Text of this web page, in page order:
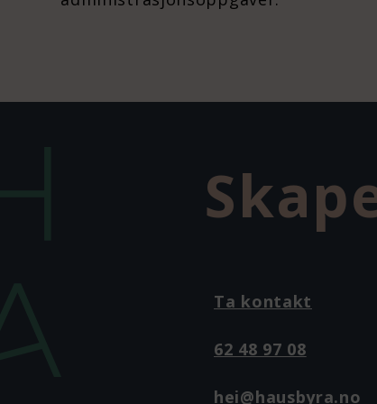
Ta kontakt
62 48 97 08
hei@hausbyra.no